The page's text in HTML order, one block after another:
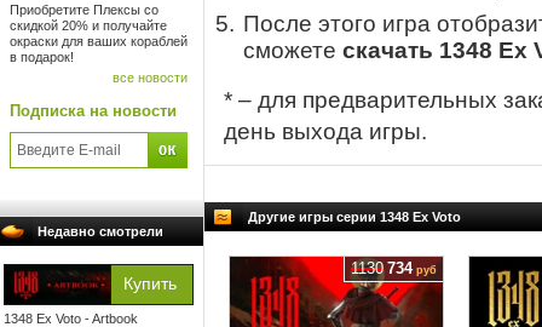
Приобретите Плексы со
скидкой 20% и получайте
окраски для ваших кораблей
в подарок!
все новости
Подписка на новости
Недавно смотрели
1348 Ex Voto - Artbook
После этого игра
сможете скачать 1348 Ex
* – для предварительных
день выхода игры.
Другие игры серии 1348 Ex Voto
1130 734руб